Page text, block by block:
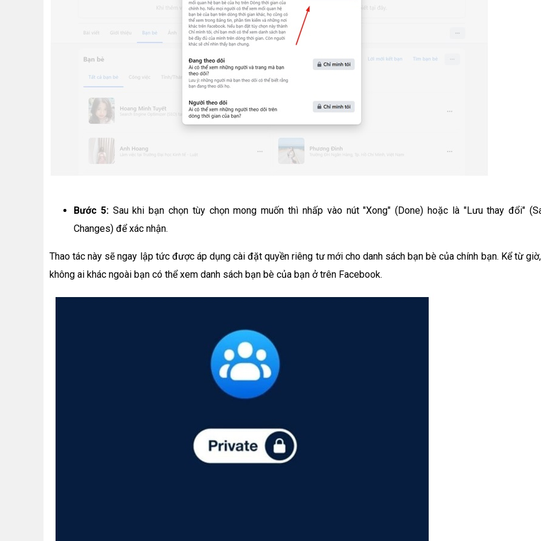
Bước 5: Sau khi bạn chọn tùy chọn mong muốn thì nhấp vào nút "Xong" (Done) hoặc là "Lưu thay đổi"
Changes) để xác nhận.
Thao tác này sẽ ngay lập tức được áp dụng cài đặt quyền riêng tư mới cho danh sách bạn bè của chính bạn. Kể từ
không ai khác ngoài bạn có thể xem danh sách bạn bè của bạn ở trên Facebook.